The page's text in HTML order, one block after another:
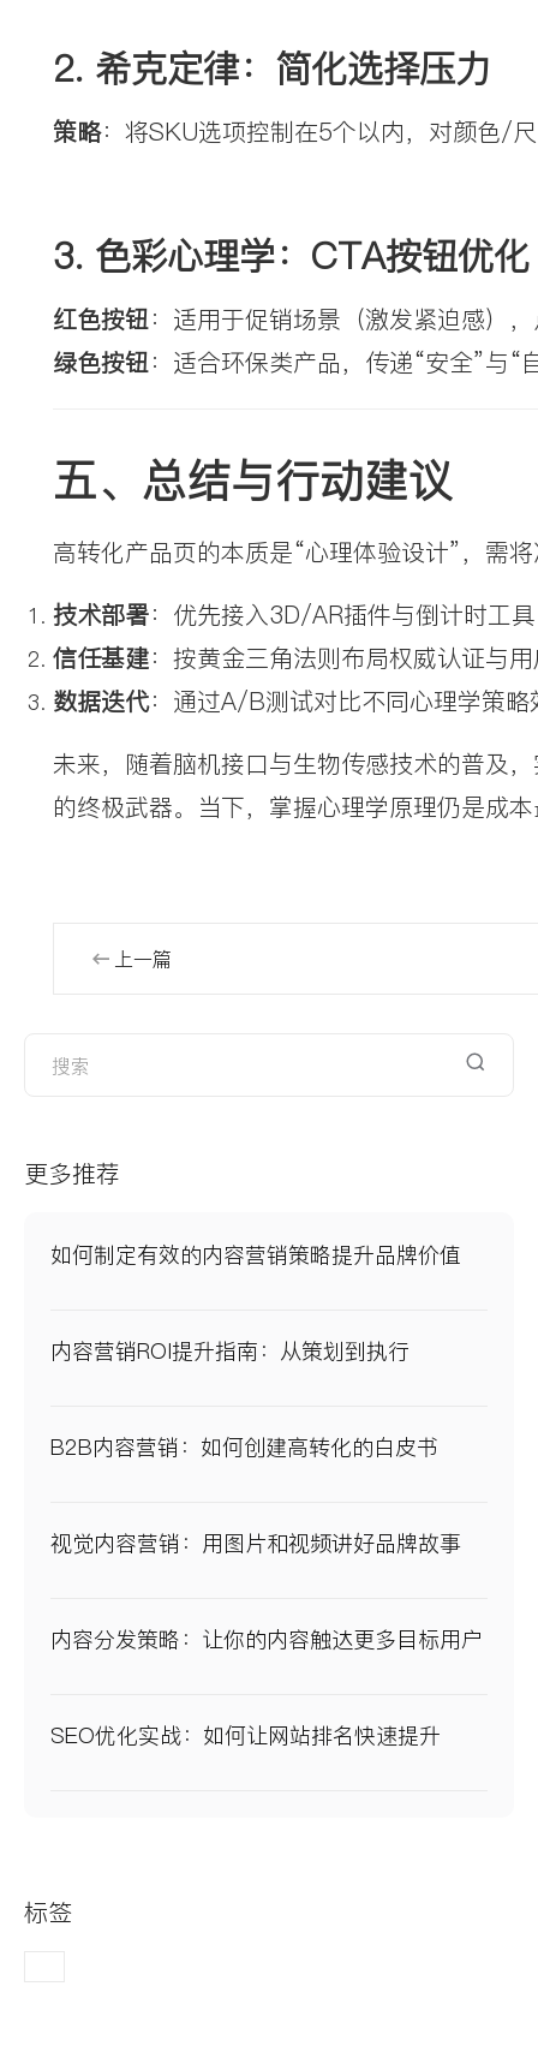
2. 希克定律：简化选择压力
策略：将SKU选项控制在5个以内，对颜色/
3. 色彩心理学：CTA按钮优化
红色按钮：适用于促销场景（激发紧迫感）
绿色按钮：适合环保类产品，传递“安全”与“
五、总结与行动建议
高转化产品页的本质是“心理体验设计”，需
技术部署：优先接入3D/AR插件与倒计时工
信任基建：按黄金三角法则布局权威认证与
数据迭代：通过A/B测试对比不同心理学策
未来，随着脑机接口与生物传感技术的普及
的终极武器。当下，掌握心理学原理仍是成
上一篇
更多推荐
如何制定有效的内容营销策略提升品牌价值
内容营销ROI提升指南：从策划到执行
B2B内容营销：如何创建高转化的白皮书
视觉内容营销：用图片和视频讲好品牌故事
内容分发策略：让你的内容触达更多目标用户
SEO优化实战：如何让网站排名快速提升
标签